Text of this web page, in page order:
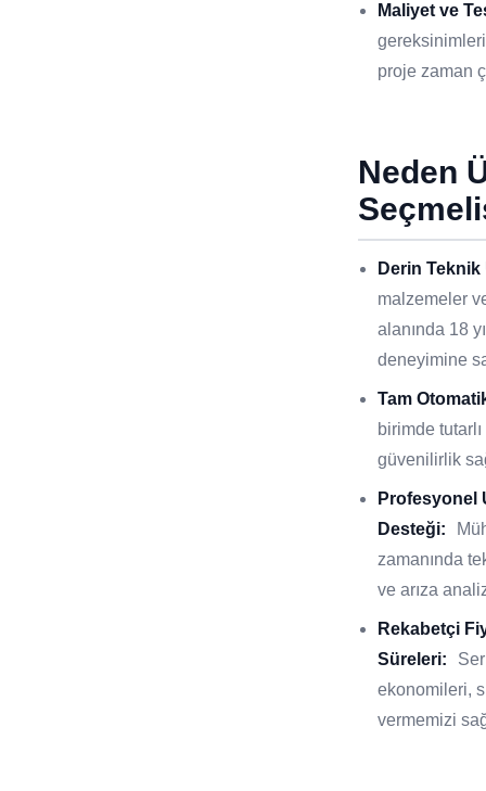
Maliyet ve
proje zaman
Neden
Derin Teknik
malzemeler
alanında 18
deneyimine
Tam
birimde
güvenilirlik
Profesyonel
Desteği:
zamanında
ve arıza
Rekabetçi
Süreleri:
ekonomileri,
vermemizi